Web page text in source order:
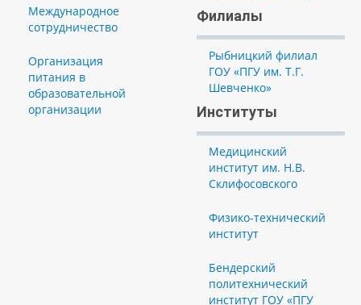
Международное
сотрудничество
Организация
питания в
образовательной
организации
Филиалы
Рыбницкий филиал
ГОУ «ПГУ им. Т.Г.
Шевченко»
Институты
Медицинский
институт им. Н.В.
Склифосовского
Физико-технический
институт
Бендерский
политехнический
институт ГОУ «ПГУ